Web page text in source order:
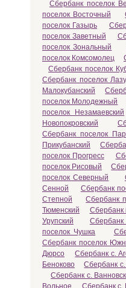
Сбербанк поселок
поселок Восточный
поселок Газырь
поселок Заветный
поселок Зональный
поселок Комсомолец
Сбербанк поселок
Сбербанк поселок
Малокубанский
поселок Молодежный
поселок Незамаевский
Новопокровский
Сбербанк поселок
Прикубанский
поселок Прогресс
поселок Рисовый
поселок Северный
Сенной
Сбербанк
Степной
Сбербанк
Тюменский
Сбербанк
Урупский
поселок Чушка
Сбербанк поселок
Дюрсо
Сбербанк с.
Беноково
Сбербанк
Сбербанк с.
Вольное
Сбербанк с.